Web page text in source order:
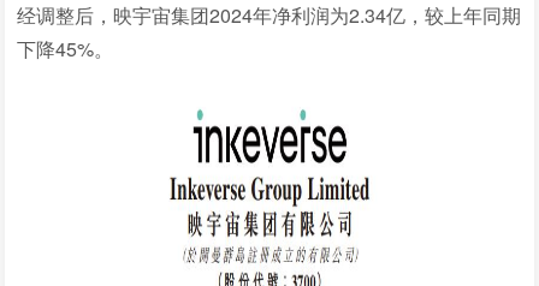
经调整后，映宇宙集团2024年净利润为2.34亿，较上年同期
下降45%。